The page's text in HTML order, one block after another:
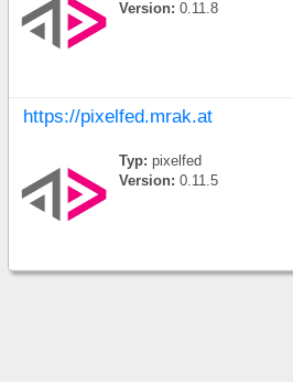
Version: 0.11.8
https://pixelfed.mrak.at
Typ: pixelfed
Version: 0.11.5